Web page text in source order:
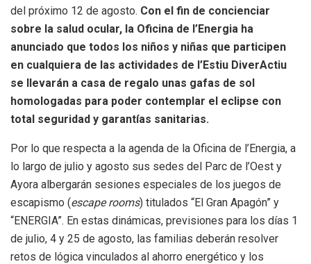
del próximo 12 de agosto. Con el fin de concienciar
sobre la salud ocular, la Oficina de l’Energia ha
anunciado que todos los niños y niñas que participen
en cualquiera de las actividades de l’Estiu DiverActiu
se llevarán a casa de regalo unas gafas de sol
homologadas para poder contemplar el eclipse con
total seguridad y garantías sanitarias.
Por lo que respecta a la agenda de la Oficina de l’Energia, a
lo largo de julio y agosto sus sedes del Parc de l’Oest y
Ayora albergarán sesiones especiales de los juegos de
escapismo (escape rooms) titulados “El Gran Apagón” y
“ENERGIA”. En estas dinámicas, previsiones para los días 1
de julio, 4 y 25 de agosto, las familias deberán resolver
retos de lógica vinculados al ahorro energético y los